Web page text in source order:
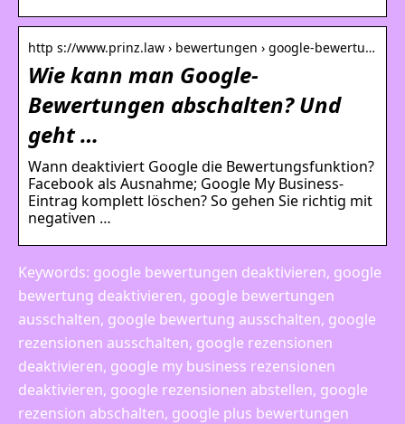
http s://www.prinz.law › bewertungen › google-bewertu…
Wie kann man Google-
Bewertungen abschalten? Und
geht …
Wann deaktiviert Google die Bewertungsfunktion?
Facebook als Ausnahme; Google My Business-
Eintrag komplett löschen? So gehen Sie richtig mit
negativen …
Keywords: google bewertungen deaktivieren, google
bewertung deaktivieren, google bewertungen
ausschalten, google bewertung ausschalten, google
rezensionen ausschalten, google rezensionen
deaktivieren, google my business rezensionen
deaktivieren, google rezensionen abstellen, google
rezension abschalten, google plus bewertungen